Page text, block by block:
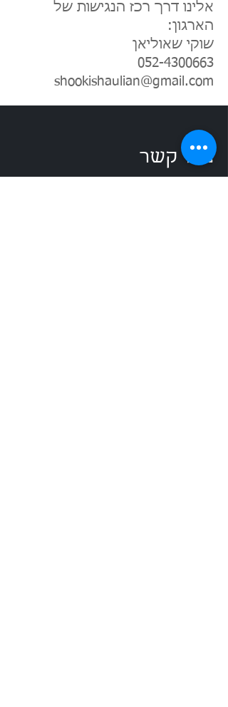
אלינו דרך רכז הנגישות של
הארגון:
שוקי שאוליאן
052-4300663
shookishaulian@gmail.com
צרו קשר